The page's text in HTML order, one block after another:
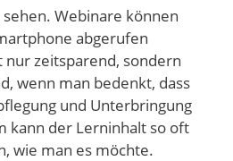
Webinare können
abgerufen
nur zeitsparend, sondern
wenn man bedenkt, dass
und Unterbringung
kann der Lerninhalt so oft
wie man es möchte.